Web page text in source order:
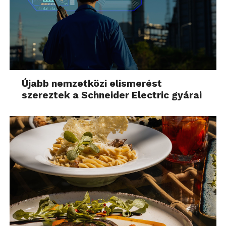
mérete, mennyire
kompakt
– mondta el Papp László, a Klíma Centrum
munkatársa.
„Ezekre az igényekre a
gyártók is egyre inkább
igyekeznek figyelni. A
Panasonic grafitszürke
készüléke hiánypótló
olyan szempontból, hogy
ilyen klasszikusan sötét,
már-már fekete színű
Újabb nemzetközi elismerést
szereztek a Schneider Electric gyárai